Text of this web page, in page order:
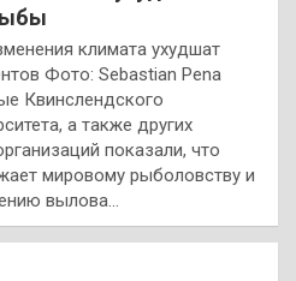
климата ухудшат
Фото: Sebastian Pena
Квинслендского
а также других
показали, что
мировому рыболовству и
вылова…